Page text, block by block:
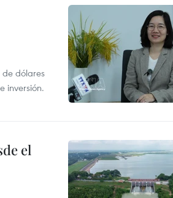
dólares
inversión.
el